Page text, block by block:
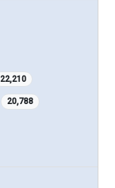
22,210
20,788